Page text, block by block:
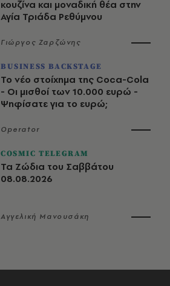
κουζίνα και μοναδική θέα στην
Αγία Τριάδα Ρεθύμνου
Γιώργος Ζαρζώνης
BUSINESS BACKSTAGE
Το νέο στοίχημα της Coca-Cola
- Οι μισθοί των 10.000 ευρώ -
Ψηφίσατε για το ευρώ;
Operator
COSMIC TELEGRAM
Τα Ζώδια του Σαββάτου
08.08.2026
Αγγελική Μανουσάκη